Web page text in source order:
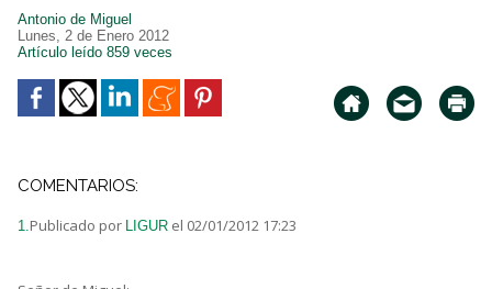
Antonio de Miguel
Lunes, 2 de Enero 2012
Artículo leído 859 veces
COMENTARIOS:
1.Publicado por LIGUR el 02/01/2012 17:23